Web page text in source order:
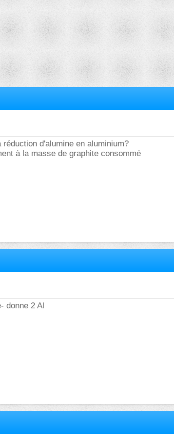
d'alumine en aluminium?
à la masse de graphite consommé
donne 2 Al